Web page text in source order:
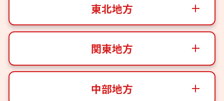
東北地方
関東地方
中部地方